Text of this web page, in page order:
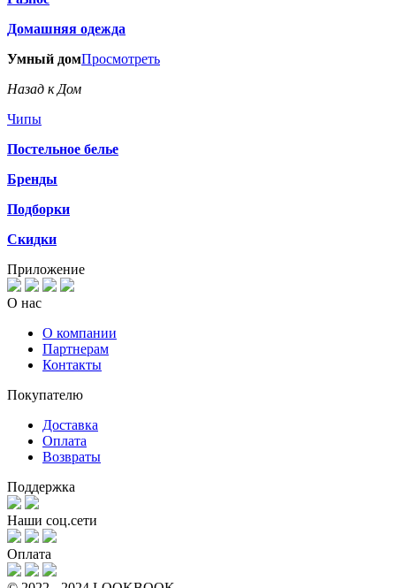
Домашняя одежда
Умный домПросмотреть
Назад к Дом
Чипы
Постельное белье
Бренды
Подборки
Скидки
Приложение
О нас
О компании
Партнерам
Контакты
Покупателю
Доставка
Оплата
Возвраты
Поддержка
Наши соц.сети
Оплата